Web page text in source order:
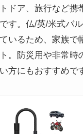
ドア、旅行など携
す。仏/英/米式バ
いるため、家族で
。防災用や非常時
方にもおすすめで